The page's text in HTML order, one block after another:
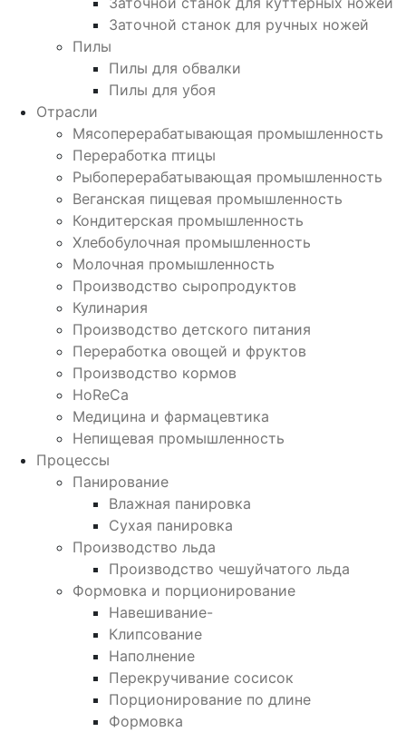
Заточной станок для ручных ножей
Пилы
Пилы для обвалки
Пилы для убоя
Отрасли
Мясоперерабатывающая промышленность
Переработка птицы
Рыбоперерабатывающая промышленность
Веганская пищевая промышленность
Кондитерская промышленность
Хлебобулочная промышленность
Молочная промышленность
Производство сыропродуктов
Кулинария
Производство детского питания
Переработка овощей и фруктов
Производство кормов
HoReCa
Медицина и фармацевтика
Непищевая промышленность
Процессы
Панирование
Влажная панировка
Сухая панировка
Производство льда
Производство чешуйчатого льда
Формовка и порционирование
Навешивание-
Клипсование
Наполнение
Перекручивание сосисок
Порционирование по длине
Формовка